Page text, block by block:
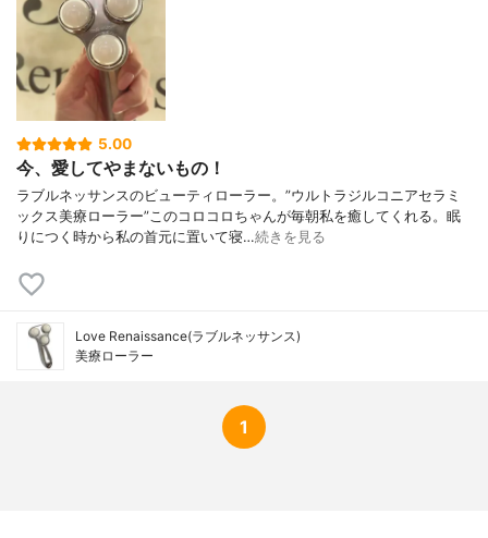
5.00
今、愛してやまないもの！
ラブルネッサンスのビューティローラー。”ウルトラジルコニアセラミ
ックス美療ローラー”このコロコロちゃんが毎朝私を癒してくれる。眠
りにつく時から私の首元に置いて寝…続きを見る
Love Renaissance(ラブルネッサンス)
美療ローラー
1